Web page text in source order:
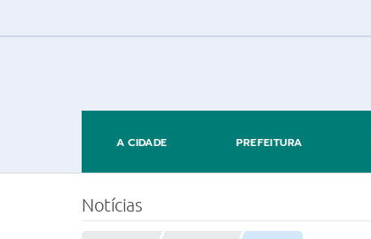
A CIDADE PREFEITURA
Notícias